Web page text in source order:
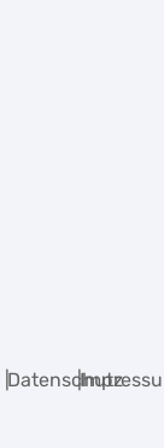
|Datenschutz
|